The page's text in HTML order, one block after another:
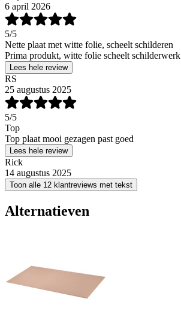
6 april 2026
5/5
Nette plaat met witte folie, scheelt schilderen
Prima produkt, witte folie scheelt schilderwerk
Lees hele review
RS
25 augustus 2025
5/5
Top
Top plaat mooi gezagen past goed
Lees hele review
Rick
14 augustus 2025
Toon alle 12 klantreviews met tekst
Alternatieven